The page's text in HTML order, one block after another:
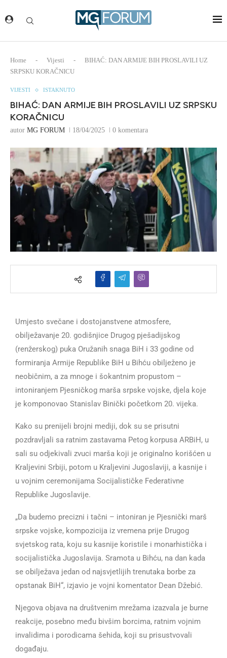
Home - Vijesti -
BIHAĆ: DAN ARMIJE BIH PROSLAVILI UZ
SRPSKU KORAČNICU
VIJESTI ISTAKNUTO
BIHAĆ: DAN ARMIJE BIH PROSLAVILI UZ SRPSKU
KORAČNICU
autor MG FORUM 18/04/2025 0 komentara
Umjesto svečane i dostojanstvene atmosfere,
obilježavanje 20. godišnjice Drugog pješadijskog
(renžerskog) puka Oružanih snaga BiH i 33 godine od
formiranja Armije Republike BiH u Bihću obilježeno je
neobičnim, a za mnoge i šokantnim propustom –
intoniranjem Pjesničkog marša srpske vojske, djela koje
je komponovao Stanislav Binički početkom 20. vijeka.
Kako su prenijeli brojni mediji, dok su se prisutni
pozdravljali sa ratnim zastavama Petog korpusa ARBiH, u
sali su odjekivali zvuci marša koji je originalno korišćen u
Kraljevini Srbiji, potom u Kraljevini Jugoslaviji, a kasnije i
u vojnim ceremonijama Socijalističke Federativne
Republike Jugoslavije.
„Da budemo precizni i tačni – intoniran je Pjesnički marš
srpske vojske, kompozicija iz vremena prije Drugog
svjetskog rata, koju su kasnije koristile i monarhistička i
socijalistička Jugoslavija. Sramota u Bihću, na dan kada
se obilježava jedan od najsvjetlijih trenutaka borbe za
opstanak BiH“, izjavio je vojni komentator Dean Džebić.
Njegova objava na društvenim mrežama izazvala je burne
reakcije, posebno među bivšim borcima, ratnim vojnim
invalidima i porodicama šehida, koji su prisustvovali
događaju.